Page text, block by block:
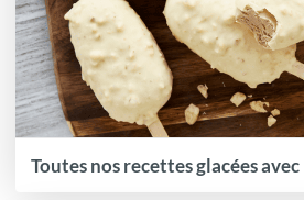
Toutes nos recettes glacées